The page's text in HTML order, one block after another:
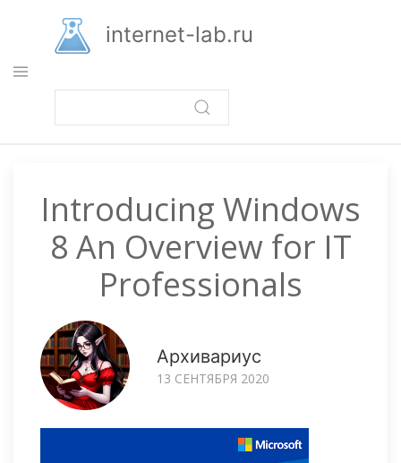
основному
содержанию
internet-lab.ru
Introducing Windows
8 An Overview for IT
Professionals
Архивариус
13 СЕНТЯБРЯ 2020